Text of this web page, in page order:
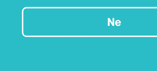
Mast s propolisom prigodna
njegu tvrde kože,
Ne